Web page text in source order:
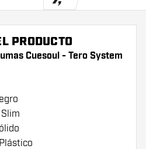
PRODUCTO
Cuesoul - Tero System
Slim
Plástico